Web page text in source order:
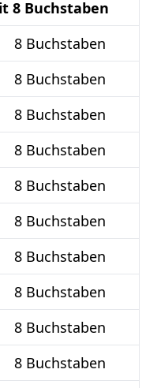
8 Buchstaben
8 Buchstaben
8 Buchstaben
8 Buchstaben
8 Buchstaben
8 Buchstaben
8 Buchstaben
8 Buchstaben
8 Buchstaben
8 Buchstaben
8 Buchstaben